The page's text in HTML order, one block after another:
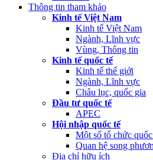
Thông tin tham khảo
Kinh tế Việt Nam
Kinh tế Việt Nam
Ngành, Lĩnh vực
Vùng, Thông tin
Kinh tế quốc tế
Kinh tế thế giới
Ngành, Lĩnh vực
Châu lục, quốc gia
Đầu tư quốc tế
APEC
Hội nhập quốc tế
Một số tổ chức
Quan hệ song
Địa chỉ hữu ích